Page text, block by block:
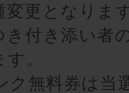
変更となりま
き付き添い者
。
ク無料券は当